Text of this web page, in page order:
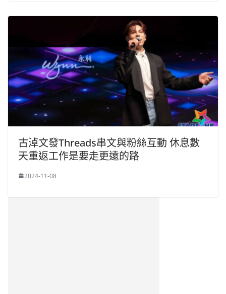
古淖文發Threads串文與粉絲互動 休息數
天重返工作是要走更遠的路
2024-11-08